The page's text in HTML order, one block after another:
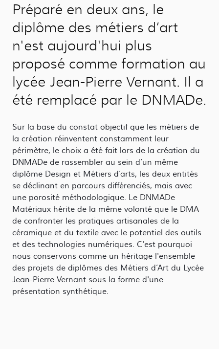
Préparé en deux ans, le
diplôme des métiers d’art
n'est aujourd'hui plus
proposé comme formation au
lycée Jean-Pierre Vernant. Il a
été remplacé par le DNMADe.
Sur la base du constat objectif que les métiers de
la création réinventent constamment leur
périmètre, le choix a été fait lors de la création du
DNMADe de rassembler au sein d’un même
diplôme Design et Métiers d’arts, les deux entités
se déclinant en parcours différenciés, mais avec
une porosité méthodologique. Le DNMADe
Matériaux hérite de la même volonté que le DMA
de confronter les pratiques artisanales de la
céramique et du textile avec le potentiel des outils
et des technologies numériques. C'est pourquoi
nous conservons comme un héritage l'ensemble
des projets de diplômes des Métiers d’Art du Lycée
Jean-Pierre Vernant sous la forme d'une
présentation synthétique.